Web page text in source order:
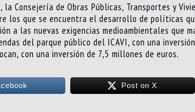
la Consejería de Obras Públicas, Transportes y
los que se encuentra el desarrollo de políticas
a las nuevas exigencias medioambientales que
del parque público del ICAVI, con una
con una inversión de 7,5 millones de euros.
Post on X